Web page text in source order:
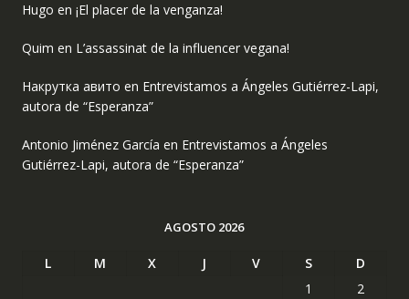
Hugo en ¡El placer de la venganza!
Quim en L’assassinat de la influencer vegana!
Накрутка авито en Entrevistamos a Ángeles Gutiérrez-Lapi,
autora de “Esperanza”
Antonio Jiménez García en Entrevistamos a Ángeles
Gutiérrez-Lapi, autora de “Esperanza”
AGOSTO 2026
L M X J V S
D
1
2